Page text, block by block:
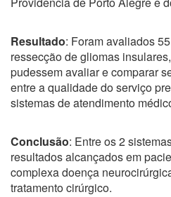
Resultado: Foram avaliados
ressecção de gliomas
pudessem avaliar e comparar
entre a qualidade do serviço
sistemas de atendimento
Conclusão: Entre os 2
resultados alcançados em
complexa doença
tratamento cirúrgico.